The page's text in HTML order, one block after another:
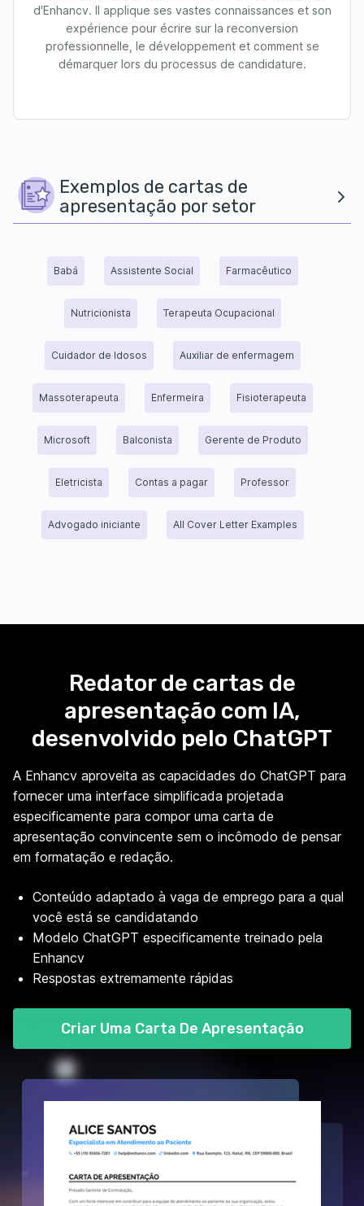
d'Enhancv. Il applique ses vastes connaissances et son
expérience pour écrire sur la reconversion
professionnelle, le développement et comment se
démarquer lors du processus de candidature.
Exemplos de cartas de
apresentação por setor
Babá Assistente Social Farmacêutico
Nutricionista Terapeuta Ocupacional
Cuidador de Idosos Auxiliar de enfermagem
Massoterapeuta Enfermeira Fisioterapeuta
Microsoft Balconista Gerente de Produto
Eletricista Contas a pagar Professor
Advogado iniciante All Cover Letter Examples
Redator de cartas de
apresentação com IA,
desenvolvido pelo ChatGPT
A Enhancv aproveita as capacidades do ChatGPT para
fornecer uma interface simplificada projetada
especificamente para compor uma carta de
apresentação convincente sem o incômodo de pensar
em formatação e redação.
Conteúdo adaptado à vaga de emprego para a qual
você está se candidatando
Modelo ChatGPT especificamente treinado pela
Enhancv
Respostas extremamente rápidas
Criar Uma Carta De Apresentação